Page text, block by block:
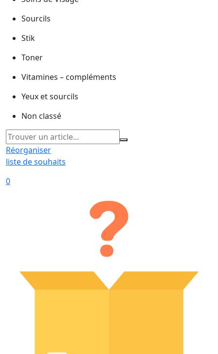
Sourcils
Stik
Toner
Vitamines – compléments
Yeux et sourcils
Non classé
Réorganiser
liste de souhaits
0